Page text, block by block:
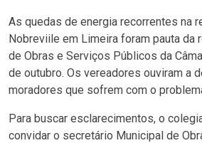
As quedas de energia recorrentes na
Nobreviile em Limeira foram pauta da
de Obras e Serviços Públicos da
de outubro. Os vereadores ouviram a
moradores que sofrem com o
Para buscar esclarecimentos, o
convidar o secretário Municipal de